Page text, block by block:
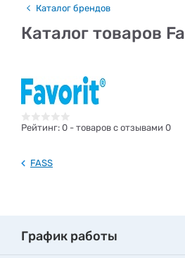
Каталог брендов
Каталог товаров
Рейтинг: 0 - товаров с отзывами 0
FASS
График работы